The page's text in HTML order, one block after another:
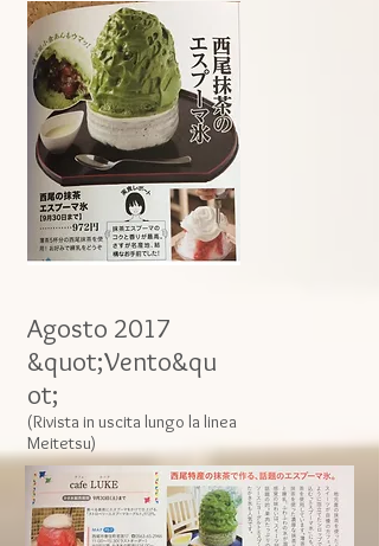
Agosto 2017
&quot;Vento&qu
ot;
(Rivista in uscita lungo la linea
Meitetsu)